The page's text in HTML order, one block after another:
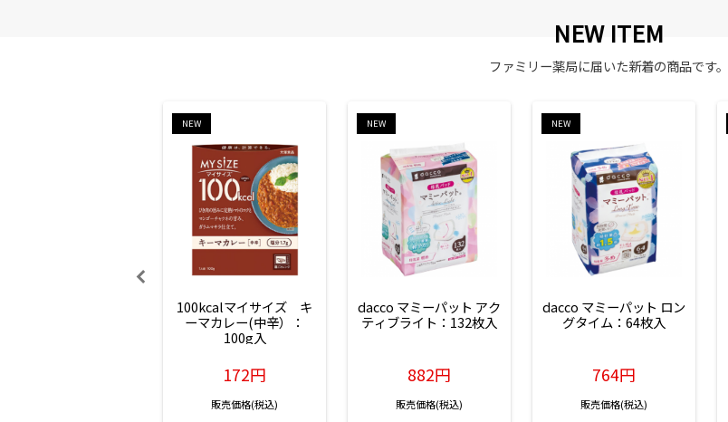
NEW ITEM
ファミリー薬局に届いた新着の商品です。
NEW
100kcalマイサイズ　キ
ーマカレー(中辛）：
100g入
172円
販売価格(税込)
NEW
dacco マミーパット アク
ティブライト：132枚入
882円
販売価格(税込)
NEW
dacco マミーパット ロン
グタイム：64枚入
764円
販売価格(税込)